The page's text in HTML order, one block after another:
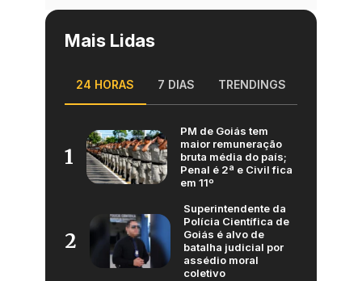
Mais Lidas
24 HORAS 7 DIAS TRENDINGS
1
PM de Goiás tem
maior remuneração
bruta média do país;
Penal é 2ª e Civil fica
em 11º
2
Superintendente da
Polícia Científica de
Goiás é alvo de
batalha judicial por
assédio moral
coletivo